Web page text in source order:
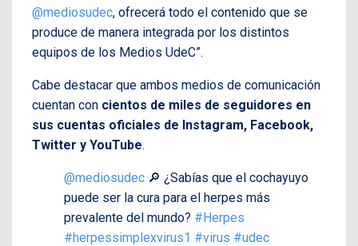
@mediosudec, ofrecerá todo el contenido que se
produce de manera integrada por los distintos
equipos de los Medios UdeC”.
Cabe destacar que ambos medios de comunicación
cuentan con cientos de miles de seguidores en
sus cuentas oficiales de Instagram, Facebook,
Twitter y YouTube.
@mediosudec 🔎 ¿Sabías que el cochayuyo
puede ser la cura para el herpes más
prevalente del mundo? #Herpes
#herpessimplexvirus1 #virus #udec